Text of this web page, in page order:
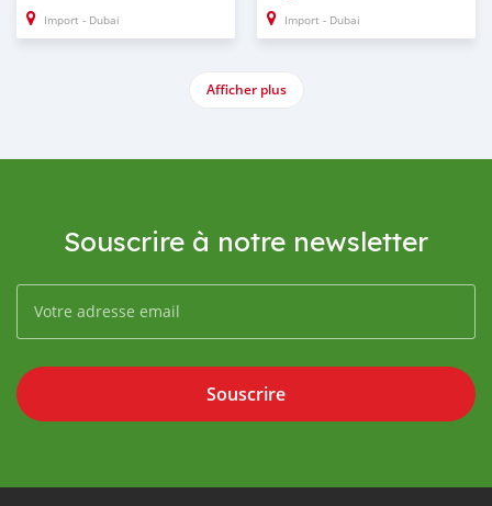
Import - Dubai Import - Dubai
Afficher plus
Souscrire à notre newsletter
Souscrire